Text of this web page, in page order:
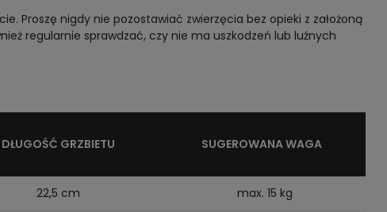
Proszę nigdy nie pozostawiać zwierzęcia bez opieki z założoną
regularnie sprawdzać, czy nie ma uszkodzeń lub luźnych
DŁUGOŚĆ GRZBIETU SUGEROWANA WAGA
22,5 cm max. 15 kg